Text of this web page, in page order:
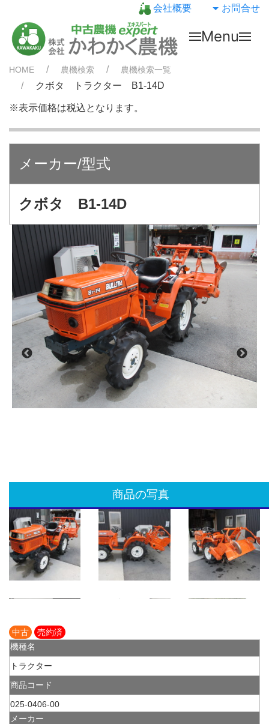
会社概要 お問合せ
Menu
HOME 農機検索 農機検索一覧
クボタ トラクター B1-14D
※表示価格は税込となります。
メーカー/型式
クボタ B1-14D
商品の写真
中古
売約済
機種名
トラクター
商品コード
025-0406-00
メーカー